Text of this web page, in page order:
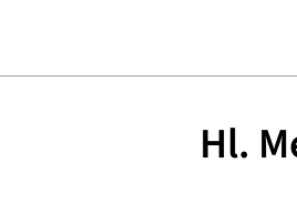
Hl.